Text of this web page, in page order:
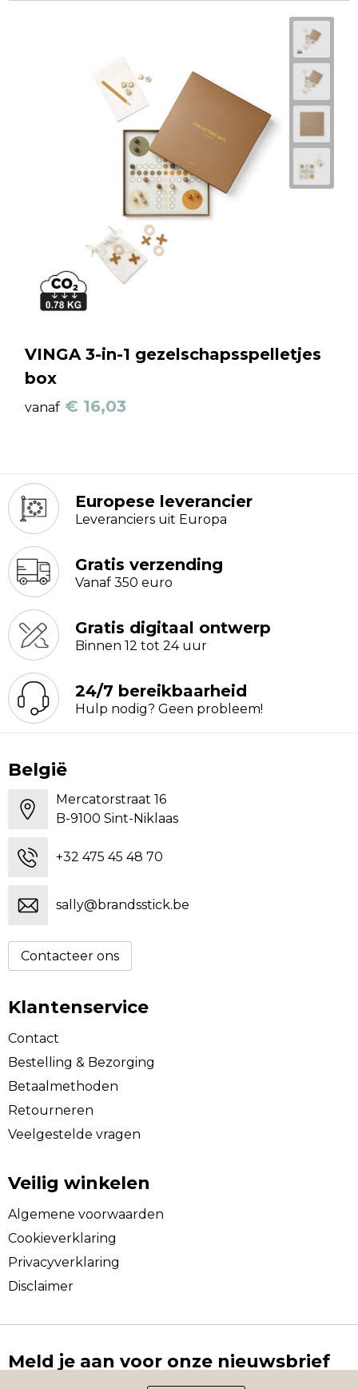
VINGA 3-in-1 gezelschapsspelletjes
box
vanaf € 16,03
Europese leverancier
Leveranciers uit Europa
Gratis verzending
Vanaf 350 euro
Gratis digitaal ontwerp
Binnen 12 tot 24 uur
24/7 bereikbaarheid
Hulp nodig? Geen probleem!
België
Mercatorstraat 16
B-9100 Sint-Niklaas
+32 475 45 48 70
sally@brandsstick.be
Contacteer ons
Klantenservice
Contact
Bestelling & Bezorging
Betaalmethoden
Retourneren
Veelgestelde vragen
Veilig winkelen
Algemene voorwaarden
Cookieverklaring
Privacyverklaring
Disclaimer
Meld je aan voor onze nieuwsbrief